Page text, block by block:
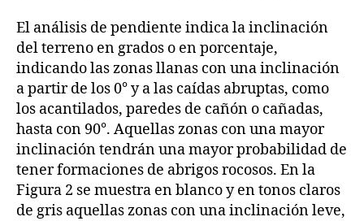
El análisis de pendiente indica la inclinación
del terreno en grados o en porcentaje,
indicando las zonas llanas con una inclinación
a partir de los 0° y a las caídas abruptas, como
los acantilados, paredes de cañón o cañadas,
hasta con 90°. Aquellas zonas con una mayor
inclinación tendrán una mayor probabilidad de
tener formaciones de abrigos rocosos. En la
Figura 2 se muestra en blanco y en tonos claros
de gris aquellas zonas con una inclinación leve,